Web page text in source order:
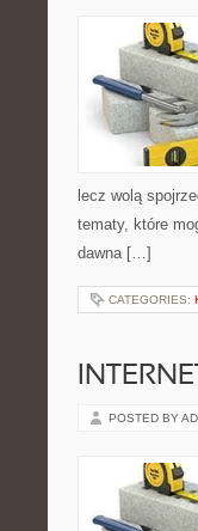
lecz wolą
tematy, które
dawna […]
CATEGORIES:
POSTED BY